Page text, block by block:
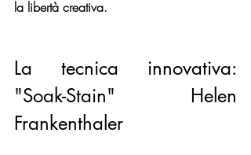
la libertà creativa.
La tecnica innovativa:
"Soak-Stain" Helen
Frankenthaler